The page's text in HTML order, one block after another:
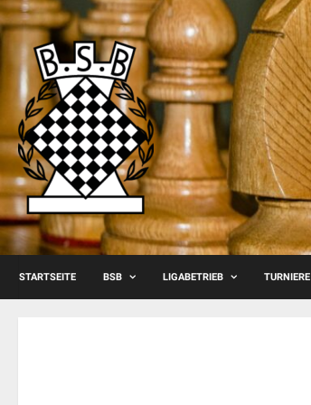
Skip
to
content
STARTSEITE BSB LIGABETRIEB TURNIERE